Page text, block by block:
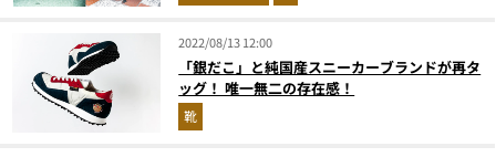
2022/08/13 12:00
「銀だこ」と純国産スニーカーブランドが再タ
ッグ！ 唯一無二の存在感！
靴